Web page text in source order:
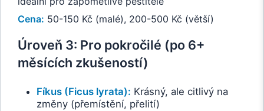
Cena: 50-150 Kč (malé), 200-500 Kč (větší)
Úroveň 3: Pro pokročilé (po 6+
měsících zkušeností)
Fíkus (Ficus lyrata): Krásný, ale citlivý na
změny (přemístění, přelití)